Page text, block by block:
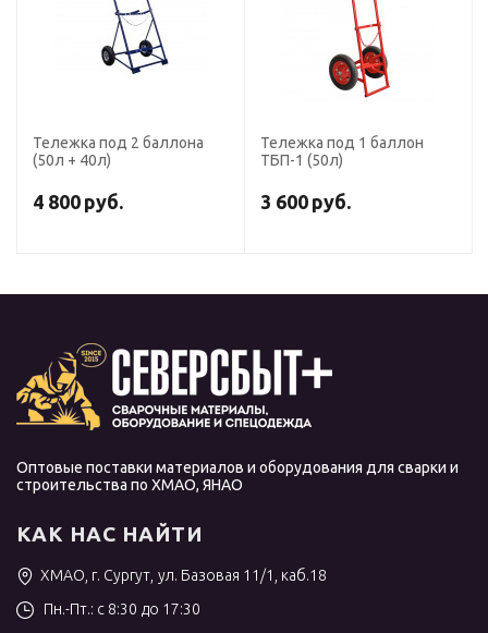
Тележка под 2 баллона
(50л + 40л)
4 800 руб.
Тележка под 1 баллон
ТБП-1 (50л)
3 600 руб.
Оптовые поставки материалов и оборудования для сварки и
строительства по ХМАО, ЯНАО
КАК НАС НАЙТИ
ХМАО, г. Сургут, ул. Базовая 11/1, каб.18
Пн.-Пт.: с 8:30 до 17:30